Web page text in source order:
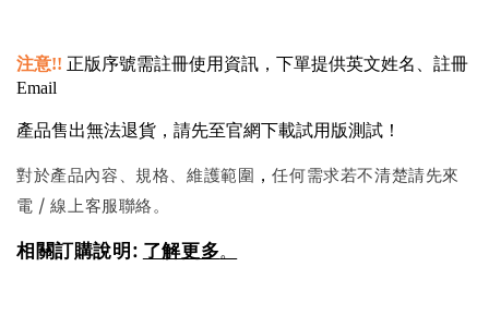
注意!! 正版序號需註冊使用資訊，下單提供英文姓名、註冊
Email
產品售出無法退貨， 請先至官網下載試用版測試！
對於產品內容、規格、維護範圍 ，任何需求若不清楚請先來
電 / 線上客服聯絡。
相關訂購說明: 了解更多。